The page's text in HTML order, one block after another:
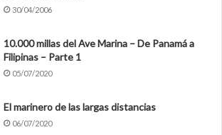
30/04/2006
10.000 millas del Ave Marina – De Panamá a
Filipinas – Parte 1
05/07/2020
El marinero de las largas distancias
06/07/2020